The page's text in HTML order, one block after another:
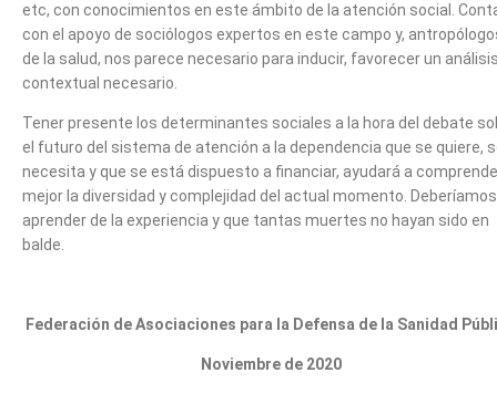
etc, con conocimientos en este ámbito de la atención social.
con el apoyo de sociólogos expertos en este campo y,
de la salud, nos parece necesario para inducir, favorecer un
contextual necesario.
Tener presente los determinantes sociales a la hora del debate
el futuro del sistema de atención a la dependencia que se quiere,
necesita y que se está dispuesto a financiar, ayudará a
mejor la diversidad y complejidad del actual momento.
aprender de la experiencia y que tantas muertes no hayan sido en
balde.
Federación de Asociaciones para la Defensa de la Sanidad
Noviembre de 2020